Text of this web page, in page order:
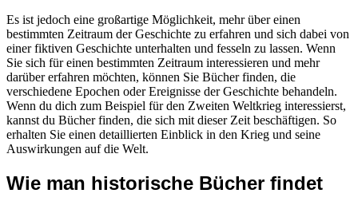
Es ist jedoch eine großartige Möglichkeit, mehr über einen
bestimmten Zeitraum der Geschichte zu erfahren und sich dabei von
einer fiktiven Geschichte unterhalten und fesseln zu lassen. Wenn
Sie sich für einen bestimmten Zeitraum interessieren und mehr
darüber erfahren möchten, können Sie Bücher finden, die
verschiedene Epochen oder Ereignisse der Geschichte behandeln.
Wenn du dich zum Beispiel für den Zweiten Weltkrieg interessierst,
kannst du Bücher finden, die sich mit dieser Zeit beschäftigen. So
erhalten Sie einen detaillierten Einblick in den Krieg und seine
Auswirkungen auf die Welt.
Wie man historische Bücher findet